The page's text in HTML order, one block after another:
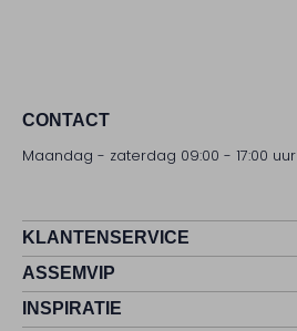
CONTACT
Maandag - zaterdag 09:00 - 17:00 uur
KLANTENSERVICE
ASSEMVIP
INSPIRATIE